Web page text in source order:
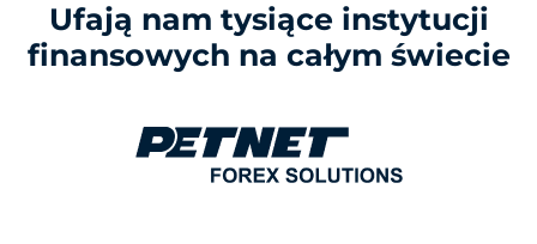
Ufają nam tysiące instytucji
finansowych na całym świecie